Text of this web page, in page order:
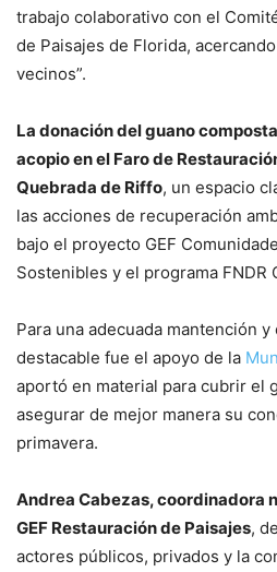
trabajo colaborativo con el
de Paisajes de Florida,
vecinos”.
La donación del guano
acopio en el Faro de
Quebrada de Riffo, un espacio
las acciones de recuperación
bajo el proyecto GEF
Sostenibles y el programa FNDR
Para una adecuada mantención
destacable fue el apoyo de la
aportó en material para cubrir el
asegurar de mejor manera su
primavera.
Andrea Cabezas, coordinadora
GEF Restauración de Paisajes,
actores públicos, privados y la